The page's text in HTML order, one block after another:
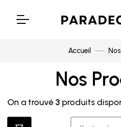
Accueil
Nos
On a trouvé 3 produits